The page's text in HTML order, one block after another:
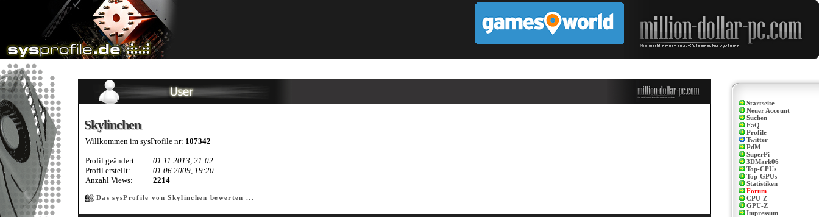
Skylinchen
Skylinchen
Willkommen im sysProfile nr: 107342
Profil geändert:
01.11.2013, 21:02
Profil erstellt:
01.06.2009, 19:20
Anzahl Views:
2214
Das sysProfile von Skylinchen bewerten ...
Startseite
Neuer Account
Suchen
FaQ
Profile
Twitter
PdM
SuperPi
3DMark06
Top-CPUs
Top-GPUs
Statistiken
Forum
CPU-Z
GPU-Z
Impressum